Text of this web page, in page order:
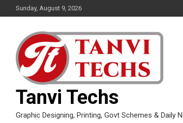
to
Sunday, August 9, 2026
Tanvi Techs
Graphic Designing, Printing, Govt Schemes & Daily